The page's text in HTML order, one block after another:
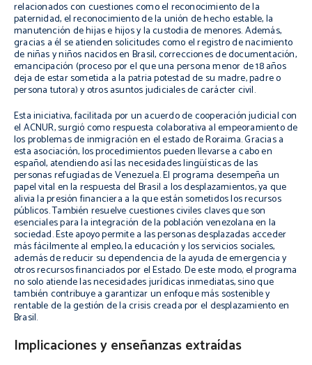
relacionados con cuestiones como el reconocimiento de la
paternidad, el reconocimiento de la unión de hecho estable, la
manutención de hijas e hijos y la custodia de menores. Además,
gracias a él se atienden solicitudes como el registro de nacimiento
de niñas y niños nacidos en Brasil, correcciones de documentación,
emancipación (proceso por el que una persona menor de 18 años
deja de estar sometida a la patria potestad de su madre, padre o
persona tutora) y otros asuntos judiciales de carácter civil.
Esta iniciativa, facilitada por un acuerdo de cooperación judicial con
el ACNUR, surgió como respuesta colaborativa al empeoramiento de
los problemas de inmigración en el estado de Roraima. Gracias a
esta asociación, los procedimientos pueden llevarse a cabo en
español, atendiendo así las necesidades lingüísticas de las
personas refugiadas de Venezuela. El programa desempeña un
papel vital en la respuesta del Brasil a los desplazamientos, ya que
alivia la presión financiera a la que están sometidos los recursos
públicos. También resuelve cuestiones civiles claves que son
esenciales para la integración de la población venezolana en la
sociedad. Este apoyo permite a las personas desplazadas acceder
más fácilmente al empleo, la educación y los servicios sociales,
además de reducir su dependencia de la ayuda de emergencia y
otros recursos financiados por el Estado. De este modo, el programa
no solo atiende las necesidades jurídicas inmediatas, sino que
también contribuye a garantizar un enfoque más sostenible y
rentable de la gestión de la crisis creada por el desplazamiento en
Brasil.
Implicaciones y enseñanzas extraídas